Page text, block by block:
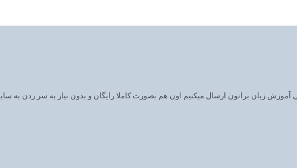
زبان براتون ارسال میکنیم اون هم بصورت کاملا رایگان و بدون نیاز به سر زدن به